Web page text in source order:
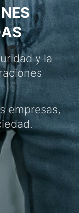
y la
empresas,